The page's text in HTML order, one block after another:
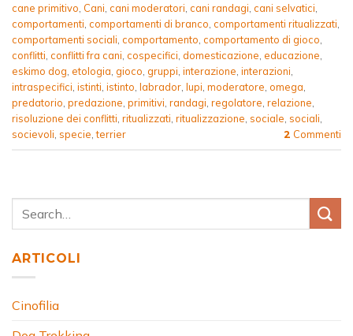
cane primitivo Cani cani moderatori cani randagi cani selvatici
comportamenti comportamenti di branco comportamenti ritualizzati
comportamenti sociali comportamento comportamento di gioco
conflitti conflitti fra cani cospecifici domesticazione educazione
eskimo dog etologia gioco gruppi interazione interazioni
intraspecifici istinti istinto labrador lupi moderatore omega
predatorio predazione primitivi randagi regolatore relazione
risoluzione dei conflitti ritualizzati ritualizzazione sociale sociali
socievoli specie ,terrier 2 Commenti
ARTICOLI
Cinofilia